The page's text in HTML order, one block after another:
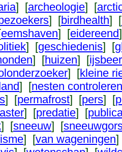
] [archeologie] [
] [birdhealth] [
eemshaven] [eidereend
] [geschiedenis] [
] [huizen] [ijsbeer
] [kleine
] [nesten controleren
] [permafrost] [pers] [
] [predatie] [
] [sneeuw] [
] [van wageningen